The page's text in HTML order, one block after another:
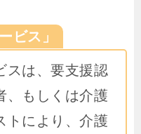
ビス」
スは、要支援認
、もしくは介護
トにより、介護